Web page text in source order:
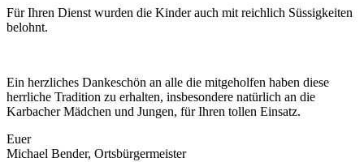
Für Ihren Dienst wurden die Kinder auch mit reichlich Süssigkeiten
belohnt.
Ein herzliches Dankeschön an alle die mitgeholfen haben diese
herrliche Tradition zu erhalten, insbesondere natürlich an die
Karbacher Mädchen und Jungen, für Ihren tollen Einsatz.
Euer
Michael Bender, Ortsbürgermeister